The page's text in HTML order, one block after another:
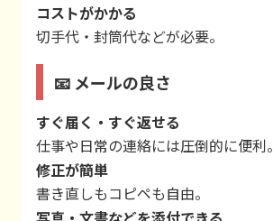
コストがかかる
切手代・封筒代などが必要。
📧 メールの良さ
すぐ届く・すぐ返せる
仕事や日常の連絡には圧倒的に便利。
修正が簡単
書き直しもコピペも自由。